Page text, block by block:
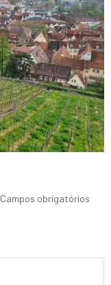
Campos obrigatórios